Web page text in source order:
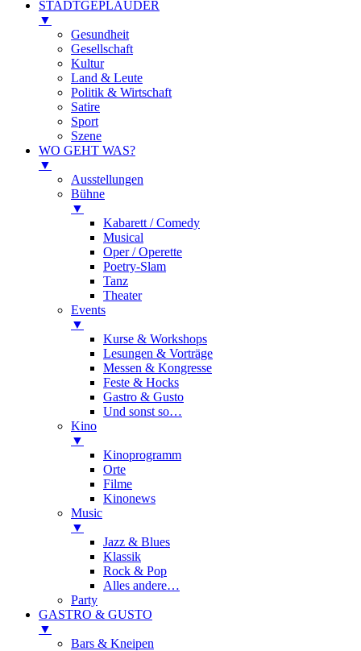
STADTGEPLAUDER
▼
Gesundheit
Gesellschaft
Kultur
Land & Leute
Politik & Wirtschaft
Satire
Sport
Szene
WO GEHT WAS?
▼
Ausstellungen
Bühne
▼
Kabarett / Comedy
Musical
Oper / Operette
Poetry-Slam
Tanz
Theater
Events
▼
Kurse & Workshops
Lesungen & Vorträge
Messen & Kongresse
Feste & Hocks
Gastro & Gusto
Und sonst so…
Kino
▼
Kinoprogramm
Orte
Filme
Kinonews
Music
▼
Jazz & Blues
Klassik
Rock & Pop
Alles andere…
Party
GASTRO & GUSTO
▼
Bars & Kneipen